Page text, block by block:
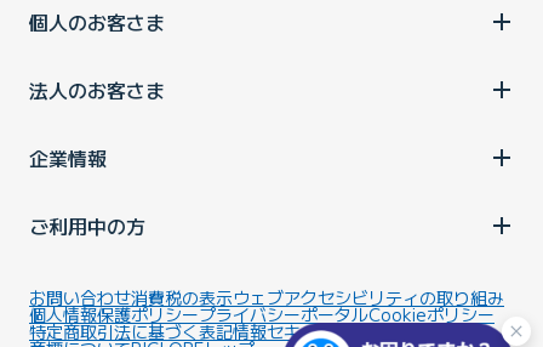
個人のお客さま
法人のお客さま
企業情報
ご利用中の方
お問い合わせ消費税の表示ウェブアクセシビリティの取り組み
個人情報保護ポリシープライバシーポータルCookieポリシー
特定商取引法に基づく表記情報セキュリティ基本方針